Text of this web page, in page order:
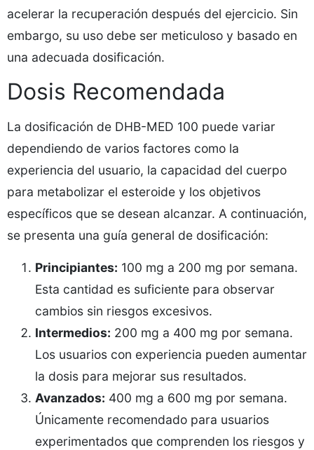
acelerar la recuperación después del ejercicio. Sin
embargo, su uso debe ser meticuloso y basado en
una adecuada dosificación.
Dosis Recomendada
La dosificación de DHB-MED 100 puede variar
dependiendo de varios factores como la
experiencia del usuario, la capacidad del cuerpo
para metabolizar el esteroide y los objetivos
específicos que se desean alcanzar. A continuación,
se presenta una guía general de dosificación:
Principiantes: 100 mg a 200 mg por semana.
Esta cantidad es suficiente para observar
cambios sin riesgos excesivos.
Intermedios: 200 mg a 400 mg por semana.
Los usuarios con experiencia pueden aumentar
la dosis para mejorar sus resultados.
Avanzados: 400 mg a 600 mg por semana.
Únicamente recomendado para usuarios
experimentados que comprenden los riesgos y